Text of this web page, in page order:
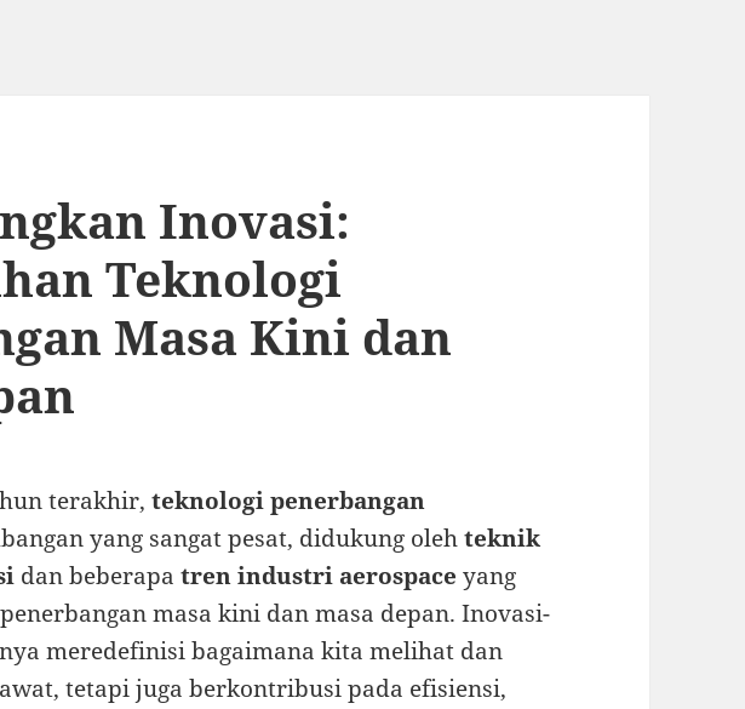
Inovasi:
Teknologi
Masa Kini dan
terakhir,teknologi penerbangan
yang sangat pesat, didukung olehteknik
dan beberapatren industri aerospace yang
masa kini dan masa depan. Inovasi-
meredefinisi bagaimana kita melihat dan
tetapi juga berkontribusi pada efisiensi,